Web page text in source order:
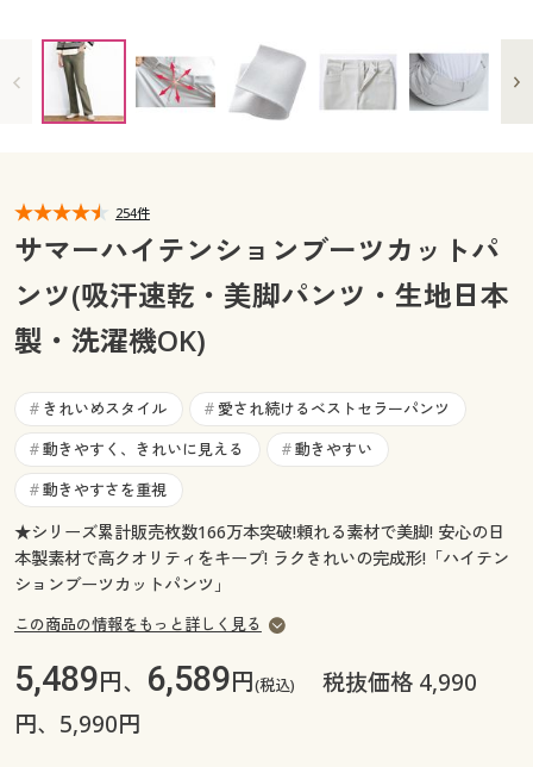
デジタルカタログ
カタログ無料プレゼント
マイページ
閲覧履歴
サポート
ご利用ガイド
よくある質問とお問い合わせ
カタログ無料プレゼント
会員メニュー
閲覧履歴
お気に入り
サポート
ご利用ガイド
よくある質問とお問い合わせ
254件
サマーハイテンションブーツカットパ
ンツ(吸汗速乾・美脚パンツ・生地日本
製・洗濯機OK)
# きれいめスタイル # 愛され続けるベストセラーパンツ
# 動きやすく、きれいに見える # 動きやすい
# 動きやすさを重視
★シリーズ累計販売枚数166万本突破!頼れる素材で美脚! 安心の日
本製素材で高クオリティをキープ! ラクきれいの完成形!「ハイテン
ションブーツカットパンツ」
この商品の情報をもっと詳しく見る
5,489円、 6,589円(税込)
税抜価格 4,990
円、5,990円